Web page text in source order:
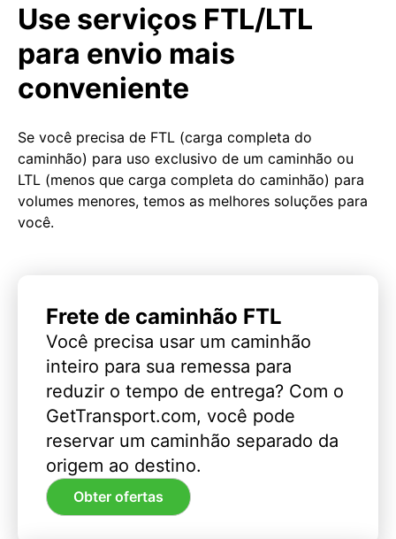
Use serviços FTL/LTL
para envio mais
conveniente
Se você precisa de FTL (carga completa do
caminhão) para uso exclusivo de um caminhão ou
LTL (menos que carga completa do caminhão) para
volumes menores, temos as melhores soluções para
você.
Frete de caminhão FTL
Você precisa usar um caminhão
inteiro para sua remessa para
reduzir o tempo de entrega? Com o
GetTransport.com, você pode
reservar um caminhão separado da
origem ao destino.
Obter ofertas